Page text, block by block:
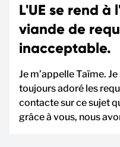
L'UE se rend à
viande de
inacceptable.
Je m’appelle Taïme.
toujours adoré les
contacte sur ce sujet
grâce à vous, nous